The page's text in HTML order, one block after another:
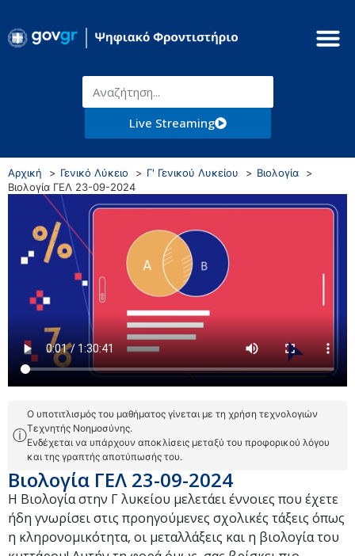
Live Streaming
Αρχική Γενικό Λύκειο Γ' Γενικού Λυκείου
Βιολογία
Βιολογία ΓΕΛ 23-09-2024
ⓘ
Ο υποτιτλισμός του μαθήματος γίνεται με τη χρήση τεχνολογιών
Τεχνητής Νοημοσύνης.
Ενδέχεται να υπάρχουν αποκλίσεις μεταξύ του προφορικού λόγου
και της γραπτής αποτύπωσής του.
Βιολογία ΓΕΛ 23-09-2024
Η Βιολογία στην Γ λυκείου μελετάει έννοιες που έχετε
ήδη γνωρίσει στις προηγούμενες σχολικές τάξεις όπως
η κληρονομικότητα, οι μεταλλάξεις και η βιολογία του